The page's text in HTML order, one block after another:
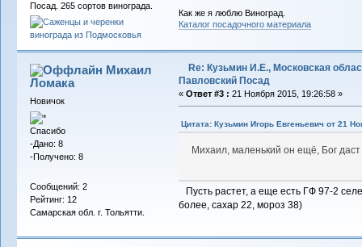
Посад. 265 сортов винограда.
Как же я люблю Виноград.
Каталог посадочного материала
Михаил
Ломака
Новичок
Спасибо
-Дано: 8
-Получено: 8
Сообщений: 2
Рейтинг: 12
Самарская обл. г. Тольятти.
Re: Кузьмин И.Е., Московская
Павловский Посад
« Ответ #3 : 21 Ноября 2015, 19:26:58 »
Цитата: Кузьмин Игорь Евгеньевич от 21
Михаил, маленький он ещё, Бог
Пусть растет, а еще есть ГФ 97-2
более, сахар 22, мороз 38)